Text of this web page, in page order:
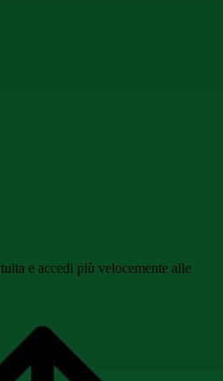
e accedi più velocemente alle